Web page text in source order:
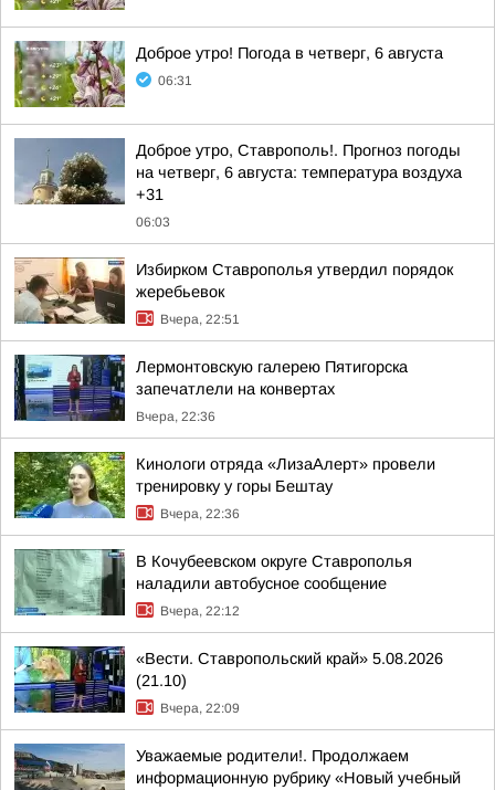
Доброе утро! Погода в четверг, 6 августа
06:31
Доброе утро, Ставрополь!. Прогноз погоды
на четверг, 6 августа: температура воздуха
+31
06:03
Избирком Ставрополья утвердил порядок
жеребьевок
Вчера, 22:51
Лермонтовскую галерею Пятигорска
запечатлели на конвертах
Вчера, 22:36
Кинологи отряда «ЛизаАлерт» провели
тренировку у горы Бештау
Вчера, 22:36
В Кочубеевском округе Ставрополья
наладили автобусное сообщение
Вчера, 22:12
«Вести. Ставропольский край» 5.08.2026
(21.10)
Вчера, 22:09
Уважаемые родители!. Продолжаем
информационную рубрику «Новый учебный